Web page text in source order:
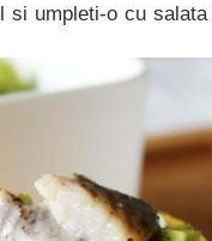
si umpleti-o cu